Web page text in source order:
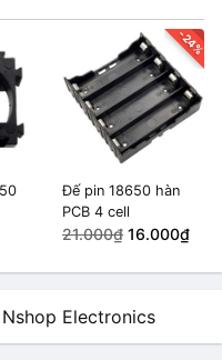
-24%
Đế pin 18650 hàn
PCB 4 cell
21.000₫ 16.000₫